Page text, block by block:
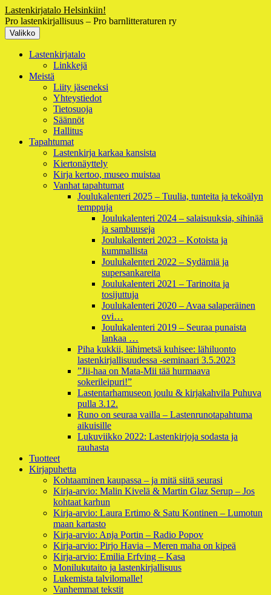
Siirry
sisältöön
Lastenkirjatalo Helsinkiin!
Pro lastenkirjallisuus – Pro barnlitteraturen ry
Valikko
Ensisijainen
valikko
Lastenkirjatalo
Linkkejä
Meistä
Liity jäseneksi
Yhteystiedot
Tietosuoja
Säännöt
Hallitus
Tapahtumat
Lastenkirja karkaa kansista
Kiertonäyttely
Kirja kertoo, museo muistaa
Vanhat tapahtumat
Joulukalenteri 2025 – Tuulia, tunteita ja tekoälyn
temppuja
Joulukalenteri 2024 – salaisuuksia, sihinää
ja sambuuseja
Joulukalenteri 2023 – Kotoista ja
kummallista
Joulukalenteri 2022 – Sydämiä ja
supersankareita
Joulukalenteri 2021 – Tarinoita ja
tosijuttuja
Joulukalenteri 2020 – Avaa salaperäinen
ovi…
Joulukalenteri 2019 – Seuraa punaista
lankaa …
Piha kukkii, lähimetsä kuhisee: lähiluonto
lastenkirjallisuudessa -seminaari 3.5.2023
”Jii-haa on Mata-Mii tää hurmaava
sokerileipuri!”
Lastentarhamuseon joulu & kirjakahvila Puhuva
pulla 3.12.
Runo on seuraa vailla – Lastenrunotapahtuma
aikuisille
Lukuviikko 2022: Lastenkirjoja sodasta ja
rauhasta
Tuotteet
Kirjapuhetta
Kohtaaminen kaupassa – ja mitä siitä seurasi
Kirja-arvio: Malin Kivelä & Martin Glaz Serup – Jos
kohtaat karhun
Kirja-arvio: Laura Ertimo & Satu Kontinen – Lumotun
maan kartasto
Kirja-arvio: Anja Portin – Radio Popov
Kirja-arvio: Pirjo Havia – Meren maha on kipeä
Kirja-arvio: Emilia Erfving – Kasa
Monilukutaito ja lastenkirjallisuus
Lukemista talvilomalle!
Vanhemmat tekstit